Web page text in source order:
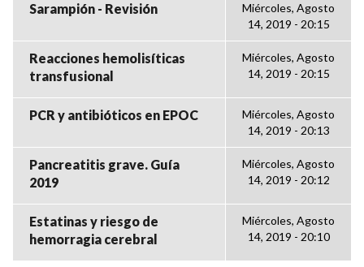
Sarampión - Revisión
Miércoles, Agosto
14, 2019 - 20:15
Reacciones hemolisíticas
transfusional
Miércoles, Agosto
14, 2019 - 20:15
PCR y antibióticos en EPOC
Miércoles, Agosto
14, 2019 - 20:13
Pancreatitis grave. Guía
2019
Miércoles, Agosto
14, 2019 - 20:12
Estatinas y riesgo de
hemorragia cerebral
Miércoles, Agosto
14, 2019 - 20:10